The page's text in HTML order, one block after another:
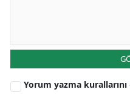
Yorum yazma kurallarını